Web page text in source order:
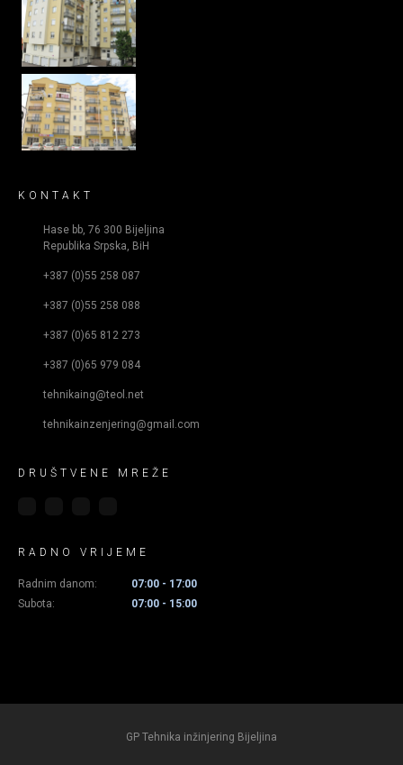
KONTAKT
Hase bb, 76 300 Bijeljina
Republika Srpska, BiH
+387 (0)55 258 087
+387 (0)55 258 088
+387 (0)65 812 273
+387 (0)65 979 084
tehnikaing@teol.net
tehnikainzenjering@gmail.com
DRUŠTVENE MREŽE
RADNO VRIJEME
Radnim danom:
07:00 - 17:00
Subota:
07:00 - 15:00
GP Tehnika inžinjering Bijeljina